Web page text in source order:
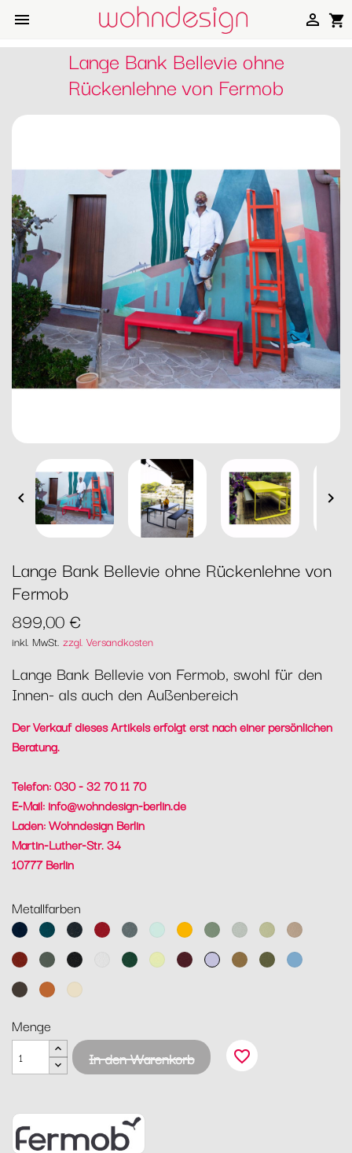
 shopping_cart

Lange Bank Bellevie ohne
Rückenlehne von Fermob
 
Lange Bank Bellevie ohne Rückenlehne von
Fermob
899,00 €
inkl. MwSt. zzgl. Versandkosten
Lange Bank Bellevie von Fermob, swohl für den
Innen- als auch den Außenbereich
Der Verkauf dieses Artikels erfolgt erst nach einer persönlichen
Beratung.
Telefon: 030 - 32 70 11 70
E-Mail: info@wohndesign-berlin.de
Laden: Wohndesign Berlin
Martin-Luther-Str. 34
10777 Berlin
Metallfarben
AbyssblauAcapulcoblau
Anthrazit
Chili Gewittergrau
Gletscherminze
HonigKaktusLehmgrau
LindgrünMuskat
OckerRosmarin
Lakritz Baumwollweiß
Zederngrün
Zitronensorbet
Schwarzkirsche
Marshmallo
Lebkuchen
PestoMaya
TonkaKandierte
Latte-
Menge
In den Warenkorb
favorite_border